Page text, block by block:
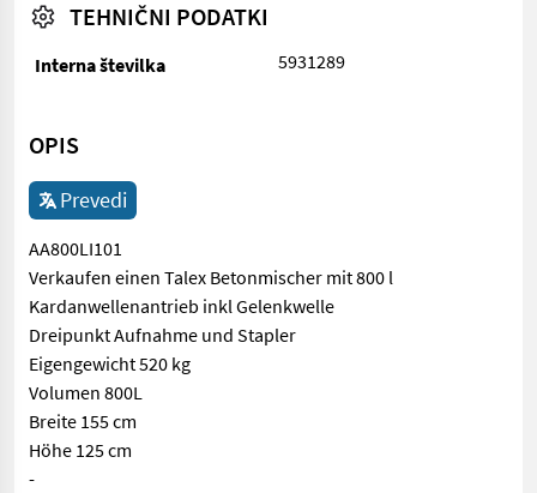
TEHNIČNI PODATKI
Interna številka 5931289
OPIS
Prevedi
AA800LI101
Verkaufen einen Talex Betonmischer mit 800 l
Kardanwellenantrieb inkl Gelenkwelle
Dreipunkt Aufnahme und Stapler
Eigengewicht 520 kg
Volumen 800L
Breite 155 cm
Höhe 125 cm
-